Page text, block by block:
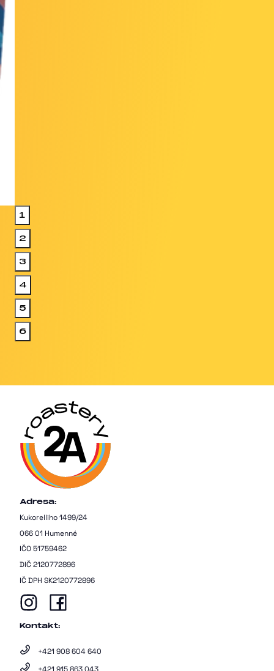
1
2
3
4
5
6
Adresa:
Kukorelliho 1499/24
066 01 Humenné
IČO 51759462
DIČ 2120772896
IČ DPH SK2120772896
Kontakt:
+421 908 604 640